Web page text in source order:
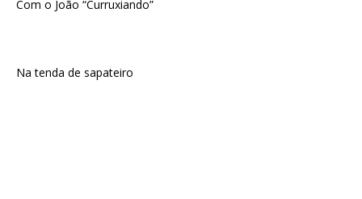
Com o João “Curruxiando”
Na tenda de sapateiro